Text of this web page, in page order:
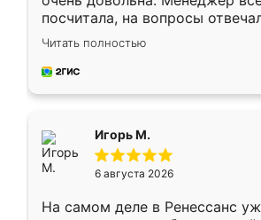
посчитала, на вопросы
Замерщик приехал в субботу,
делу со всей
за день, ребята работали
Читать полностью
Игорь М.
6 августа 2026
На самом деле в Ренессанс